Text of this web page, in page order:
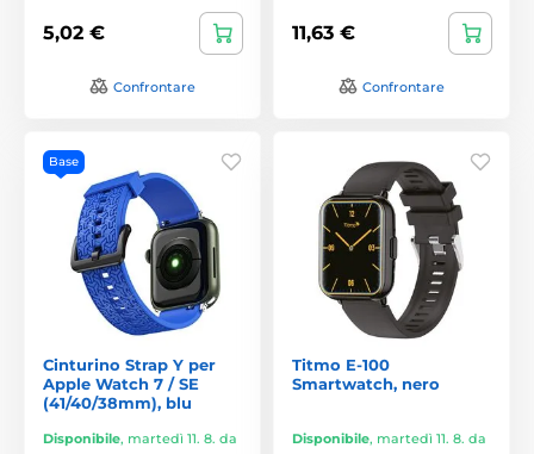
5,02 €
Confrontare
11,63 €
Confrontare
Base
Cinturino Strap Y per
Apple Watch 7 / SE
(41/40/38mm), blu
Disponibile, martedì 11. 8. da
Titmo E-100
Smartwatch, nero
Disponibile, martedì 11. 8. da